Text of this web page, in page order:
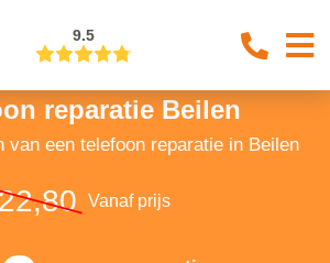
9.5
reparatie Beilen
van een telefoon reparatie in Beilen
Vanaf prijs